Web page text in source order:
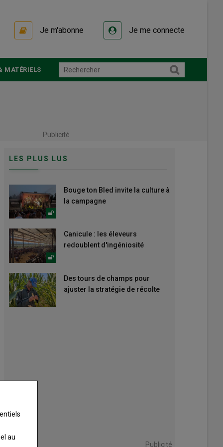
Je m'abonne Je me connecte
MATÉRIELS
Publicité
LES PLUS LUS
Bouge ton Bled invite la culture à
la campagne
Canicule : les éleveurs
redoublent d'ingéniosité
Des tours de champs pour
ajuster la stratégie de récolte
Publicité
au